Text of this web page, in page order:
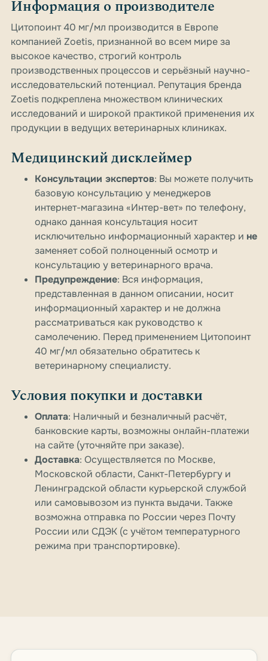
Информация о производителе
Цитопоинт 40 мг/мл производится в Европе
компанией Zoetis, признанной во всем мире за
высокое качество, строгий контроль
производственных процессов и серьёзный научно-
исследовательский потенциал. Репутация бренда
Zoetis подкреплена множеством клинических
исследований и широкой практикой применения их
продукции в ведущих ветеринарных клиниках.
Медицинский дисклеймер
Консультации экспертов: Вы можете получить
базовую консультацию у менеджеров
интернет-магазина «Интер-вет» по телефону,
однако данная консультация носит
исключительно информационный характер и не
заменяет собой полноценный осмотр и
консультацию у ветеринарного врача.
Предупреждение: Вся информация,
представленная в данном описании, носит
информационный характер и не должна
рассматриваться как руководство к
самолечению. Перед применением Цитопоинт
40 мг/мл обязательно обратитесь к
ветеринарному специалисту.
Условия покупки и доставки
Оплата: Наличный и безналичный расчёт,
банковские карты, возможны онлайн-платежи
на сайте (уточняйте при заказе).
Доставка: Осуществляется по Москве,
Московской области, Санкт-Петербургу и
Ленинградской области курьерской службой
или самовывозом из пункта выдачи. Также
возможна отправка по России через Почту
России или СДЭК (с учётом температурного
режима при транспортировке).